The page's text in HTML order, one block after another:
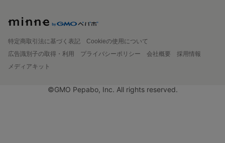
特定商取引法に基づく表記
Cookieの使用について
広告識別子の取得・利用
プライバシーポリシー 会社概要
採用情報
メディアキット
©GMO Pepabo, Inc. All rights reserved.